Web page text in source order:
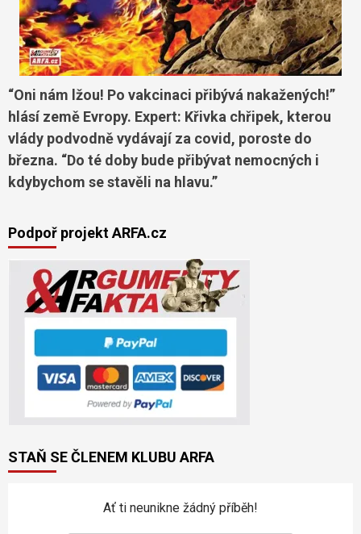
“Oni nám lžou! Po vakcinaci přibývá nakažených!”
hlásí země Evropy. Expert: Křivka chřipek, kterou
vlády podvodně vydávají za covid, poroste do
března. “Do té doby bude přibývat nemocných i
kdybychom se stavěli na hlavu.”
Podpoř projekt ARFA.cz
STAŇ SE ČLENEM KLUBU ARFA
Ať ti neunikne žádný příběh!